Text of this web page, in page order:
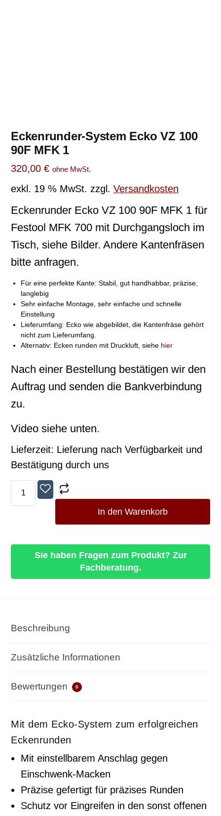
Eckenrunder-System Ecko VZ 100
90F MFK 1
320,00 € ohne MwSt.
exkl. 19 % MwSt. zzgl. Versandkosten
Eckenrunder Ecko VZ 100 90F MFK 1 für
Festool MFK 700 mit Durchgangsloch im
Tisch, siehe Bilder. Andere Kantenfräsen
bitte anfragen.
Für eine perfekte Kante: Stabil, gut handhabbar, präzise,
langlebig
Sehr einfache Montage, sehr einfache und schnelle
Einstellung
Lieferumfang: Ecko wie abgebildet, die Kantenfräse gehört
nicht zum Lieferumfang.
Alternativ: Ecken runden mit Druckluft, siehe hier
Nach einer Bestellung bestätigen wir den
Auftrag und senden die Bankverbindung
zu.
Video siehe unten.
Lieferzeit: Lieferung nach Verfügbarkeit und
Bestätigung durch uns
In den Warenkorb
Sie haben Fragen zum Produkt? Zur
Fachberatung.
Beschreibung
Zusätzliche Informationen
Bewertungen 0
Mit dem Ecko-System zum erfolgreichen
Eckenrunden
Mit einstellbarem Anschlag gegen
Einschwenk-Macken
Präzise gefertigt für präzises Runden
Schutz vor Eingreifen in den sonst offenen